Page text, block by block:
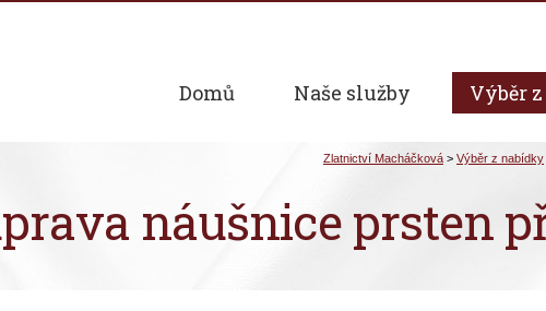
náušnice prsten
Domů Naše služby Výběr